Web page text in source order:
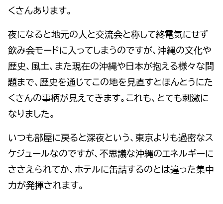
くさんあります。
夜になると地元の人と交流会と称して終電気にせず
飲み会モードに入ってしまうのですが、沖縄の文化や
歴史、風土、また現在の沖縄や日本が抱える様々な問
題まで、歴史を通じてこの地を見直すとほんとうにた
くさんの事柄が見えてきます。これも、とても刺激に
なりました。
いつも部屋に戻ると深夜という、東京よりも過密なス
ケジュールなのですが、不思議な沖縄のエネルギーに
ささえられてか、ホテルに缶詰するのとは違った集中
力が発揮されます。